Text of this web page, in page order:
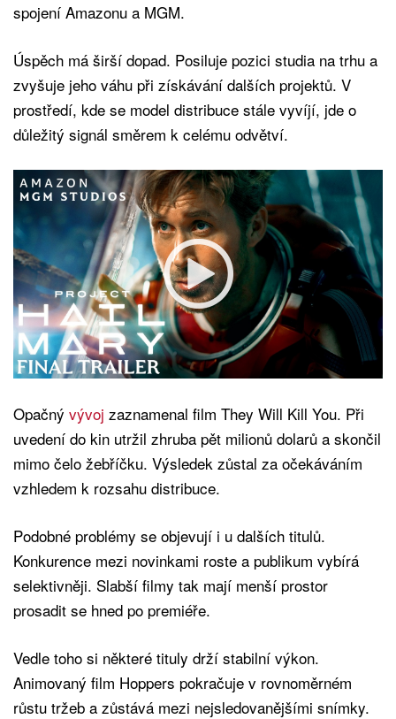
spojení Amazonu a MGM.
Úspěch má širší dopad. Posiluje pozici studia na trhu a
zvyšuje jeho váhu při získávání dalších projektů. V
prostředí, kde se model distribuce stále vyvíjí, jde o
důležitý signál směrem k celému odvětví.
Opačný vývoj zaznamenal film They Will Kill You. Při
uvedení do kin utržil zhruba pět milionů dolarů a skončil
mimo čelo žebříčku. Výsledek zůstal za očekáváním
vzhledem k rozsahu distribuce.
Podobné problémy se objevují i u dalších titulů.
Konkurence mezi novinkami roste a publikum vybírá
selektivněji. Slabší filmy tak mají menší prostor
prosadit se hned po premiéře.
Vedle toho si některé tituly drží stabilní výkon.
Animovaný film Hoppers pokračuje v rovnoměrném
růstu tržeb a zůstává mezi nejsledovanějšími snímky.